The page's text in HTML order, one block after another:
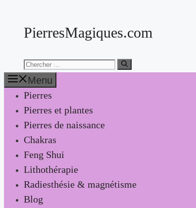
contenuPierresMagiques.com
Chercher:
Menu
Pierres
Pierres et plantes
Pierres de naissance
Chakras
Feng Shui
Lithothérapie
Radiesthésie & magnétisme
Blog